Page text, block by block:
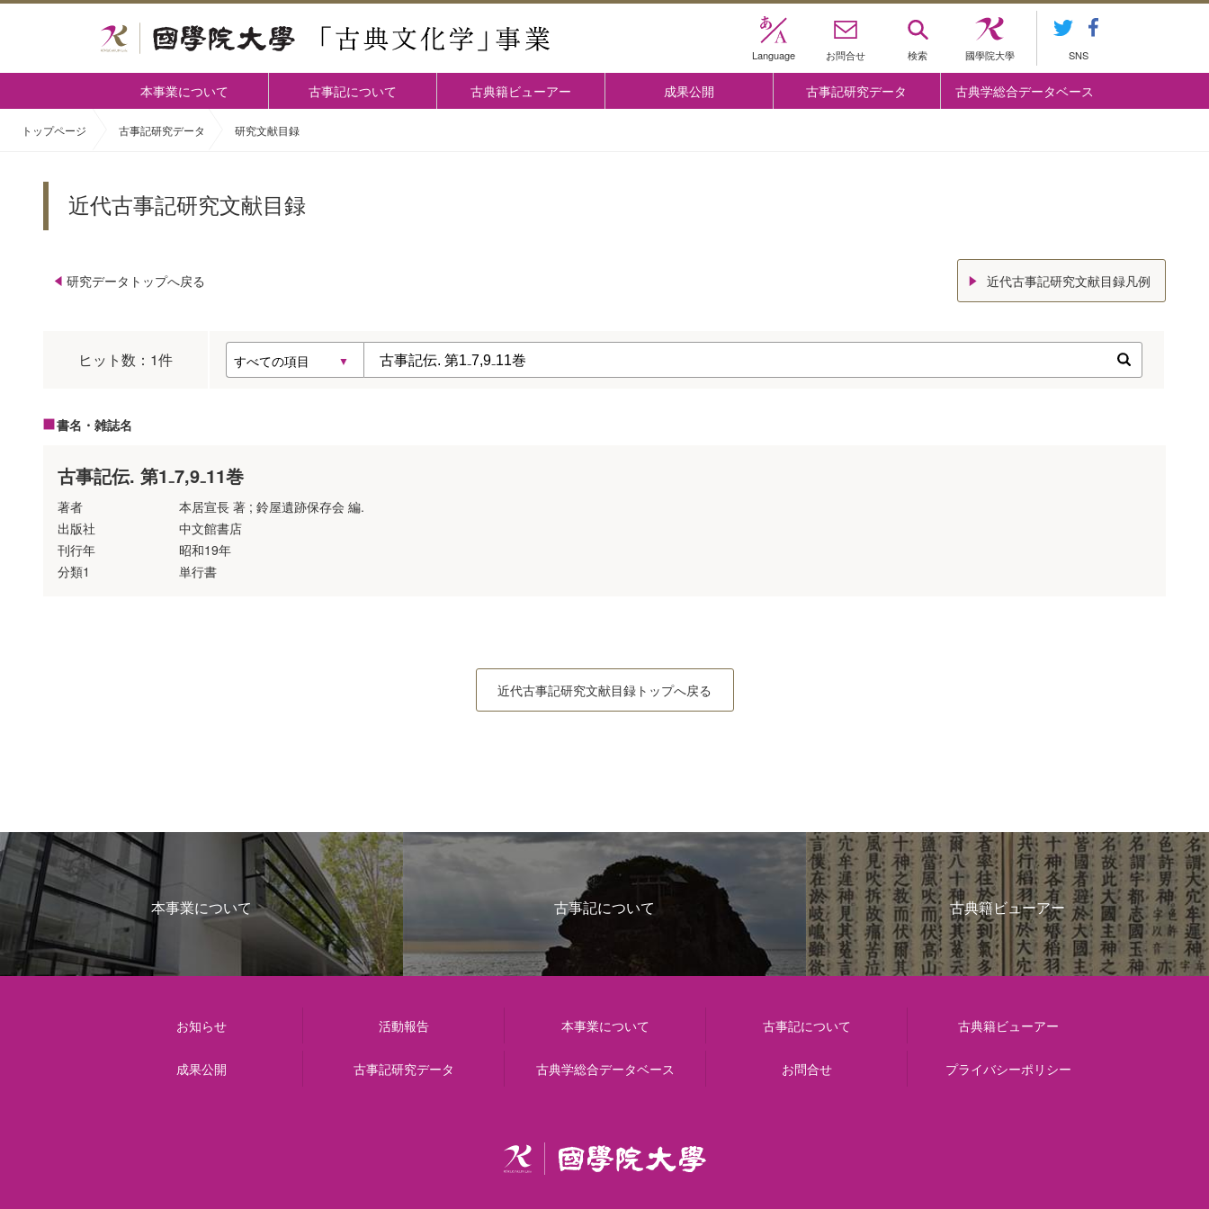
Language お問合せ 検索 國學院大學 SNS
本事業について 古事記について 古典籍ビューアー 成果公開 古事記研究データ 古典学総合データベース
トップページ 古事記研究データ 研究文献目録
近代古事記研究文献目録
研究データトップへ戻る 近代古事記研究文献目録凡例
ヒット数： 1件
書名・雑誌名
古事記伝. 第1₋7,9₋11巻
著者
本居宣長 著 ; 鈴屋遺跡保存会 編.
出版社
中文館書店
刊行年
昭和19年
分類1
単行書
近代古事記研究文献目録トップへ戻る
本事業について 古事記について 古典籍ビューアー
お知らせ 活動報告 本事業について 古事記について 古典籍ビューアー
成果公開 古事記研究データ 古典学総合データベース お問合せ プライバシーポリシー